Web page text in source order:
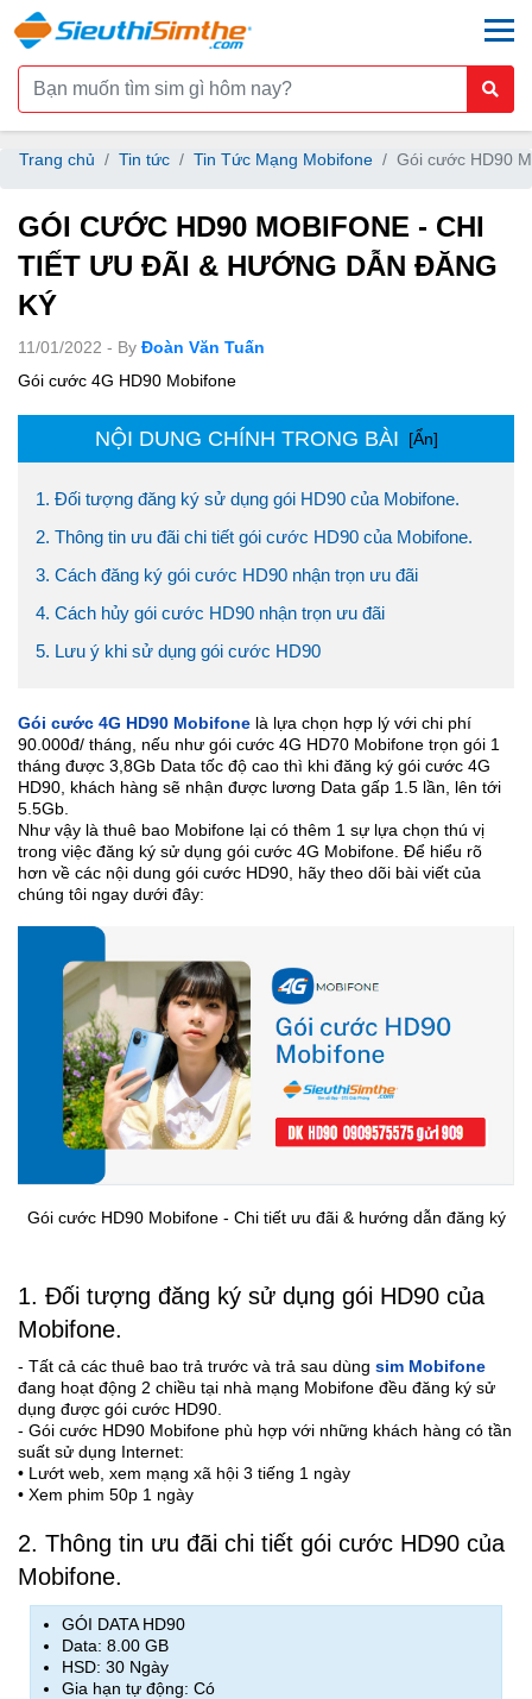
Trang chủ Tin tức Tin Tức Mạng Mobifone Gói cước HD90
GÓI CƯỚC HD90 MOBIFONE - CHI
TIẾT ƯU ĐÃI & HƯỚNG DẪN ĐĂNG
KÝ
11/01/2022 - By Đoàn Văn Tuấn
Gói cước 4G HD90 Mobifone
NỘI DUNG CHÍNH TRONG BÀI [Ẩn]
1. Đối tượng đăng ký sử dụng gói HD90 của Mobifone.
2. Thông tin ưu đãi chi tiết gói cước HD90 của Mobifone.
3. Cách đăng ký gói cước HD90 nhận trọn ưu đãi
4. Cách hủy gói cước HD90 nhận trọn ưu đãi
5. Lưu ý khi sử dụng gói cước HD90
Gói cước 4G HD90 Mobifone là lựa chọn hợp lý với chi phí
90.000đ/ tháng, nếu như gói cước 4G HD70 Mobifone trọn gói 1
tháng được 3,8Gb Data tốc độ cao thì khi đăng ký gói cước 4G
HD90, khách hàng sẽ nhận được lương Data gấp 1.5 lần, lên tới
5.5Gb.
Như vậy là thuê bao Mobifone lại có thêm 1 sự lựa chọn thú vị
trong việc đăng ký sử dụng gói cước 4G Mobifone. Để hiểu rõ
hơn về các nội dung gói cước HD90, hãy theo dõi bài viết của
chúng tôi ngay dưới đây:
Gói cước HD90 Mobifone - Chi tiết ưu đãi & hướng dẫn đăng ký
1. Đối tượng đăng ký sử dụng gói HD90 của
Mobifone.
- Tất cả các thuê bao trả trước và trả sau dùng sim Mobifone
đang hoạt động 2 chiều tại nhà mạng Mobifone đều đăng ký sử
dụng được gói cước HD90.
- Gói cước HD90 Mobifone phù hợp với những khách hàng có tần
suất sử dụng Internet:
• Lướt web, xem mạng xã hội 3 tiếng 1 ngày
• Xem phim 50p 1 ngày
2. Thông tin ưu đãi chi tiết gói cước HD90 của
Mobifone.
GÓI DATA HD90
Data: 8.00 GB
HSD: 30 Ngày
Gia hạn tự động: Có